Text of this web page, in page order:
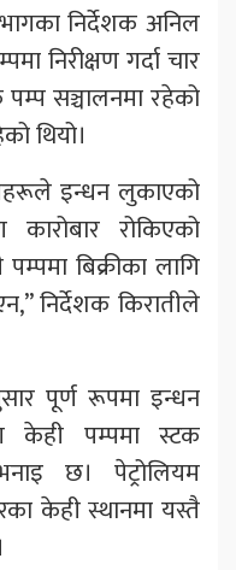
निर्देशक अनिल
निरीक्षण गर्दा चार
सञ्चालनमा रहेको
थियो।
इन्धन लुकाएको
रोकिएको
बिक्रीका लागि
निर्देशक किरातीले
पूर्ण रूपमा इन्धन
केही पम्पमा स्टक
छ। पेट्रोलियम
केही स्थानमा यस्तै